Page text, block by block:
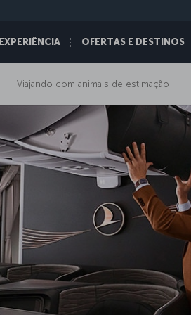
EXPERIÊNCIA OFERTAS E DESTINOS
Viajando com animais de estimação